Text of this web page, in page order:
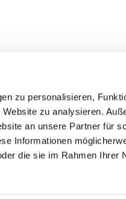
zu personalisieren,
zu analysieren.
an unsere Partner für
Informationen
die sie im Rahmen Ihrer